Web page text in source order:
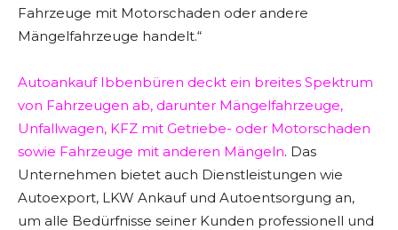
Fahrzeuge mit Motorschaden oder andere
Mängelfahrzeuge handelt.“
Autoankauf Ibbenbüren deckt ein breites Spektrum
von Fahrzeugen ab, darunter Mängelfahrzeuge,
Unfallwagen, KFZ mit Getriebe- oder Motorschaden
sowie Fahrzeuge mit anderen Mängeln. Das
Unternehmen bietet auch Dienstleistungen wie
Autoexport, LKW Ankauf und Autoentsorgung an,
um alle Bedürfnisse seiner Kunden professionell und